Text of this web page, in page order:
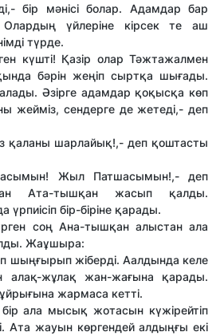
бір мәнісі болар. Адамдар бар
үйлеріне кірсек те аш
түрде.
күшті! Қазір олар Тәжтажалмен
бәрін жеңіп сыртқа шығады.
Әзірге адамдар қоқысқа көп
жейміз, сендерге де жетеді,- деп
қаланы шарлайық!,- деп қоштасты
Жыл Патшасымын!,- деп
Ата-тышқан жасып қалды.
бір-біріне қарады.
соң Ана-тышқан алыстан ала
Жаұшыра:
шыңғырып жіберді. Аалдында келе
алақ-жұлақ жан-жағына қарады.
жармаса кетті.
ала мысық жотасын күжірейтіп
Ата жауын көргендей алдыңғы екі